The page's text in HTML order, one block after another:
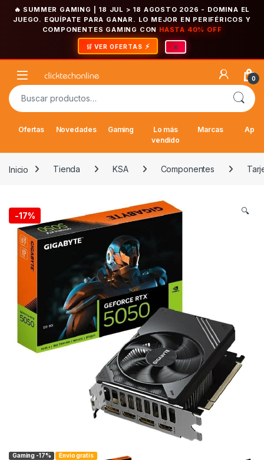
🔥 SUMMER GAMING | 18 JUL > 18 AGOSTO 2026 - DOMINA EL
JUEGO. EQUÍPATE PARA GANAR. LO MEJOR EN PERIFÉRICOS Y
COMPONENTES GAMING CON HASTA 40% OFF
🛒 VER OFERTAS ×
Open 0
Buscar por:
Ofertas Novedades Gaming
Lo más
vendido
Marcas
Inicio Tienda KSA Componentes
-17% 🔍
Gaming -17% Envío gratis